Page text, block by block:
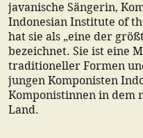
javanische Sängerin,
Indonesian Institute of
hat sie als „eine der
bezeichnet. Sie ist eine
traditioneller Formen
jungen Komponisten
Komponistinnen in dem
Land.